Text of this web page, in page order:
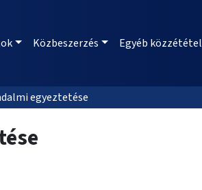
Közbeszerzés Egyéb közzététel
egyeztetése